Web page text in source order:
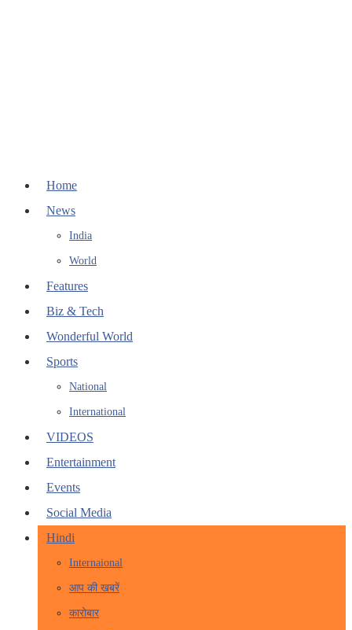
Home
News
India
World
Features
Biz & Tech
Wonderful World
Sports
National
International
VIDEOS
Entertainment
Events
Social Media
Hindi
Internaional
आप की खबरें
कारोबार